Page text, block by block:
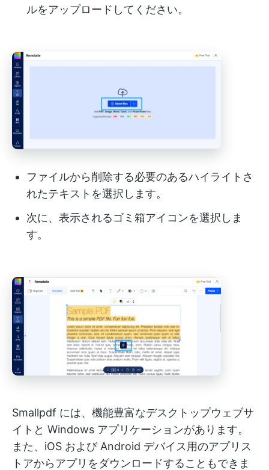
ルをアップロードしてください。
ファイルから削除する必要のあるハイライトさ
れたテキストを選択します。
次に、表示されるゴミ箱アイコンを選択しま
す。
Smallpdf には、機能豊富なデスクトップウェブサ
イトと Windows アプリケーションがあります。
また、iOS および Android デバイス用のアプリス
トアからアプリをダウンロードすることもできま